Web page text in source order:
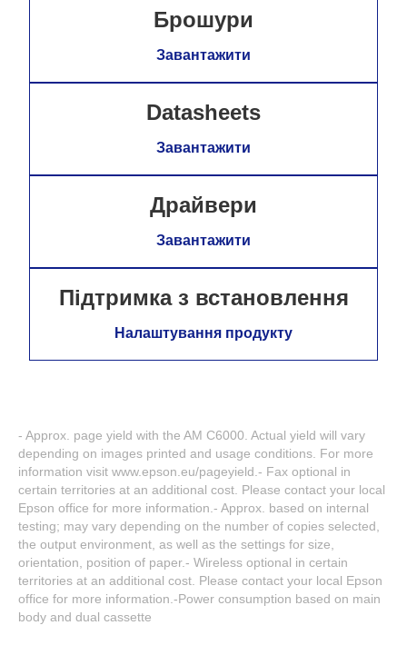
Брошури
Завантажити
Datasheets
Завантажити
Драйвери
Завантажити
Підтримка з встановлення
Налаштування продукту
- Approx. page yield with the AM C6000. Actual yield will vary
depending on images printed and usage conditions. For more
information visit www.epson.eu/pageyield.- Fax optional in
certain territories at an additional cost. Please contact your local
Epson office for more information.- Approx. based on internal
testing; may vary depending on the number of copies selected,
the output environment, as well as the settings for size,
orientation, position of paper.- Wireless optional in certain
territories at an additional cost. Please contact your local Epson
office for more information.-Power consumption based on main
body and dual cassette